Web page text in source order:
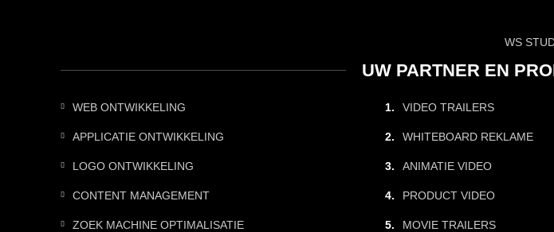
WS
UW PARTNER EN
WEB ONTWIKKELING
APPLICATIE ONTWIKKELING
LOGO ONTWIKKELING
CONTENT MANAGEMENT
ZOEK MACHINE OPTIMALISATIE
VIDEO TRAILERS
WHITEBOARD REKLAME
ANIMATIE VIDEO
PRODUCT VIDEO
MOVIE TRAILERS